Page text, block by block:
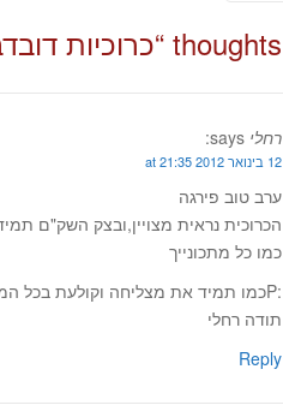
כרוכיות
רחלי says:
12 בינואר 2012 at 21:35
ערב טוב פירגה
הכרוכית נראית מצויין,ובצק השק"ם
כמו כל מתכונייך
:Pכמו תמיד את מצליחה וקולעת בכל המתכונים שלך
תודה רחלי
Reply